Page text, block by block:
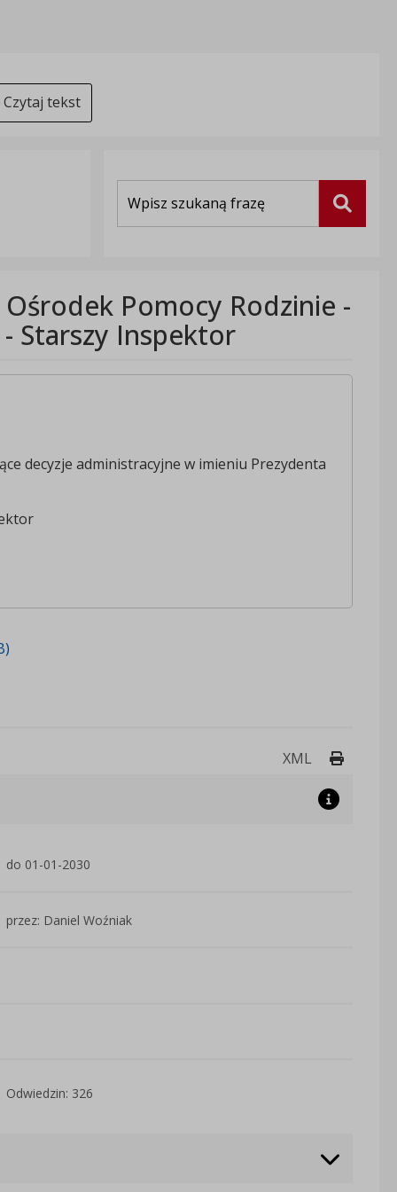
Czytaj tekst
Szukaj
Pomocy Rodzinie -
- Starszy Inspektor
decyzje administracyjne w imieniu Prezydenta
XML Drukuj
do 01-01-2030
przez: Daniel Woźniak
Odwiedzin: 326